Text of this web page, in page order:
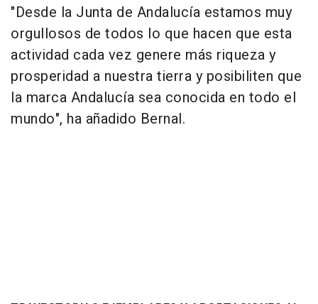
"Desde la Junta de Andalucía estamos muy
orgullosos de todos lo que hacen que esta
actividad cada vez genere más riqueza y
prosperidad a nuestra tierra y posibiliten que
la marca Andalucía sea conocida en todo el
mundo", ha añadido Bernal.